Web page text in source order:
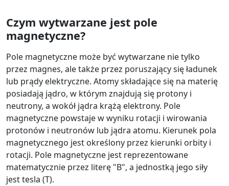
Czym wytwarzane jest pole
magnetyczne?
Pole magnetyczne może być wytwarzane nie tylko
przez magnes, ale także przez poruszający się ładunek
lub prądy elektryczne. Atomy składające się na materię
posiadają jądro, w którym znajdują się protony i
neutrony, a wokół jądra krążą elektrony. Pole
magnetyczne powstaje w wyniku rotacji i wirowania
protonów i neutronów lub jądra atomu. Kierunek pola
magnetycznego jest określony przez kierunki orbity i
rotacji. Pole magnetyczne jest reprezentowane
matematycznie przez literę "B", a jednostką jego siły
jest tesla (T).